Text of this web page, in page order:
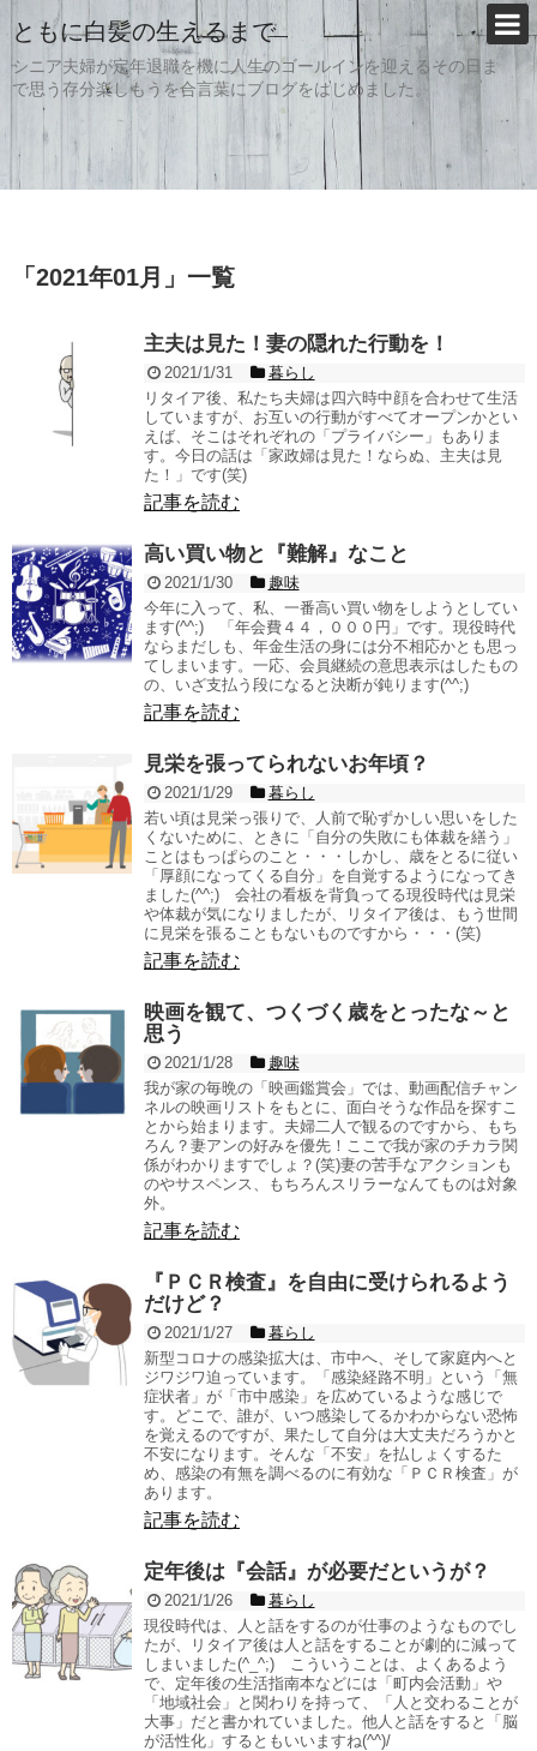
ともに白髪の生えるまで
シニア夫婦が定年退職を機に人生のゴールインを迎えるその日ま
で思う存分楽しもうを合言葉にブログをはじめました。
「 2021年01月 」 一覧
主夫は見た！妻の隠れた行動を！
2021/1/31
暮らし
リタイア後、私たち夫婦は四六時中顔を合わせて生活
していますが、お互いの行動がすべてオープンかとい
えば、そこはそれぞれの「プライバシー」もありま
す。今日の話は「家政婦は見た！ならぬ、主夫は見
た！」です(笑)
記事を読む
高い買い物と『難解』なこと
2021/1/30
趣味
今年に入って、私、一番高い買い物をしようとしてい
ます(^^;) 「年会費４４，０００円」です。現役時代
ならまだしも、年金生活の身には分不相応かとも思っ
てしまいます。一応、会員継続の意思表示はしたもの
の、いざ支払う段になると決断が鈍ります(^^;)
記事を読む
見栄を張ってられないお年頃？
2021/1/29
暮らし
若い頃は見栄っ張りで、人前で恥ずかしい思いをした
くないために、ときに「自分の失敗にも体裁を繕う」
ことはもっぱらのこと・・・しかし、歳をとるに従い
「厚顔になってくる自分」を自覚するようになってき
ました(^^;) 会社の看板を背負ってる現役時代は見栄
や体裁が気になりましたが、リタイア後は、もう世間
に見栄を張ることもないものですから・・・(笑)
記事を読む
映画を観て、つくづく歳をとったな～と
思う
2021/1/28
趣味
我が家の毎晩の「映画鑑賞会」では、動画配信チャン
ネルの映画リストをもとに、面白そうな作品を探すこ
とから始まります。夫婦二人で観るのですから、もち
ろん？妻アンの好みを優先！ここで我が家のチカラ関
係がわかりますでしょ？(笑)妻の苦手なアクションも
のやサスペンス、もちろんスリラーなんてものは対象
外。
記事を読む
『ＰＣＲ検査』を自由に受けられるよう
だけど？
2021/1/27
暮らし
新型コロナの感染拡大は、市中へ、そして家庭内へと
ジワジワ迫っています。「感染経路不明」という「無
症状者」が「市中感染」を広めているような感じで
す。どこで、誰が、いつ感染してるかわからない恐怖
を覚えるのですが、果たして自分は大丈夫だろうかと
不安になります。そんな「不安」を払しょくするた
め、感染の有無を調べるのに有効な「ＰＣＲ検査」が
あります。
記事を読む
定年後は『会話』が必要だというが？
2021/1/26
暮らし
現役時代は、人と話をするのが仕事のようなものでし
たが、リタイア後は人と話をすることが劇的に減って
しまいました(^_^;) こういうことは、よくあるよう
で、定年後の生活指南本などには「町内会活動」や
「地域社会」と関わりを持って、「人と交わることが
大事」だと書かれていました。他人と話をすると「脳
が活性化」するともいいますね(^^)/